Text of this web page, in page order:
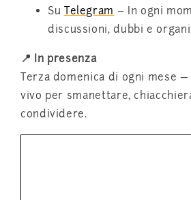
Su Telegram – In ogni
discussioni, dubbi e
📍 In presenza
Terza domenica di ogni mese
vivo per smanettare,
condividere.